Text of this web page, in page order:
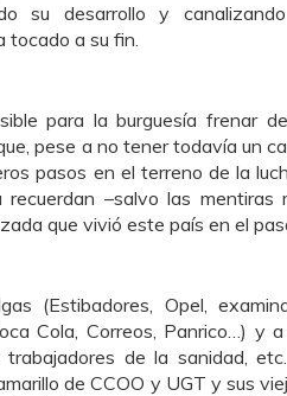
su desarrollo y
tocado a su fin.
para la burguesía frenar
pese a no tener todavía un
pasos en el terreno de la
–salvo las mentiras
que vivió este país en el
(Estibadores, Opel,
Cola, Correos, Panrico…) y
trabajadores de la sanidad,
de CCOO y UGT y sus